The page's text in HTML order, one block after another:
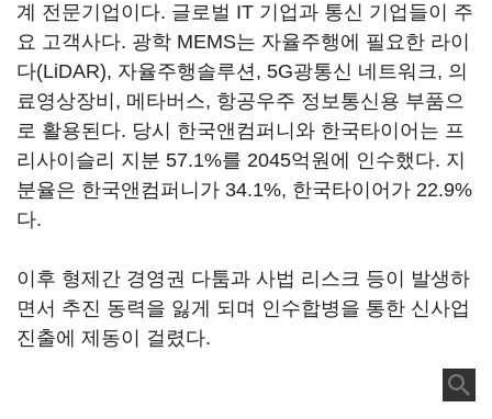
계 전문기업이다. 글로벌 IT 기업과 통신 기업들이 주
요 고객사다. 광학 MEMS는 자율주행에 필요한 라이
다(LiDAR), 자율주행솔루션, 5G광통신 네트워크, 의
료영상장비, 메타버스, 항공우주 정보통신용 부품으
로 활용된다. 당시 한국앤컴퍼니와 한국타이어는 프
리사이슬리 지분 57.1%를 2045억원에 인수했다. 지
분율은 한국앤컴퍼니가 34.1%, 한국타이어가 22.9%
다.
이후 형제간 경영권 다툼과 사법 리스크 등이 발생하
면서 추진 동력을 잃게 되며 인수합병을 통한 신사업
진출에 제동이 걸렸다.